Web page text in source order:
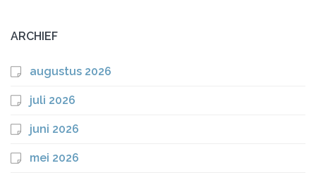
ARCHIEF
augustus 2026
juli 2026
juni 2026
mei 2026